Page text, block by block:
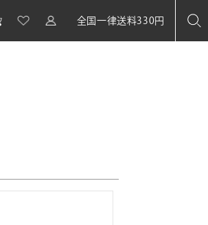
全国一律送料330円